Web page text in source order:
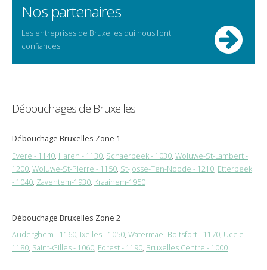
Nos partenaires
Les entreprises de Bruxelles qui nous font
confiances
Débouchages de Bruxelles
Débouchage Bruxelles Zone 1
Evere - 1140, Haren - 1130, Schaerbeek - 1030, Woluwe-St-Lambert -
1200, Woluwe-St-Pierre - 1150, St-Josse-Ten-Noode - 1210, Etterbeek
- 1040, Zaventem-1930, Kraainem-1950
Débouchage Bruxelles Zone 2
Auderghem - 1160, Ixelles - 1050, Watermael-Boitsfort - 1170, Uccle -
1180, Saint-Gilles - 1060, Forest - 1190, Bruxelles Centre - 1000